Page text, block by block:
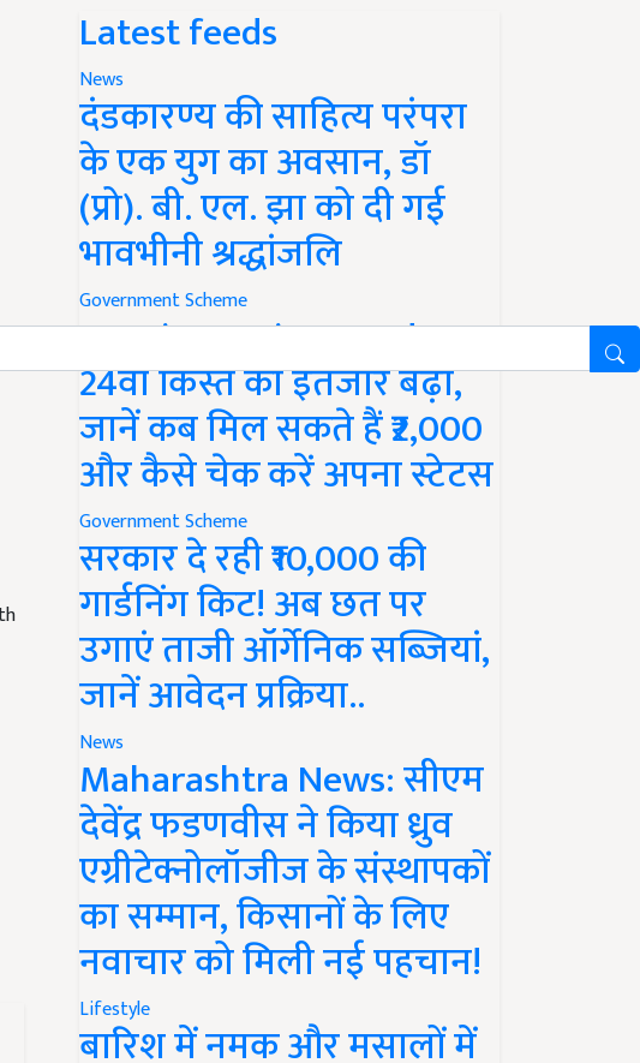
Latest feeds
News
दंडकारण्य की साहित्य परंपरा
के एक युग का अवसान, डॉ
(प्रो). बी. एल. झा को दी गई
भावभीनी श्रद्धांजलि
Government Scheme
PM Kisan Yojana Update:
24वीं किस्त का इंतजार बढ़ा,
जानें कब मिल सकते हैं ₹2,000
और कैसे चेक करें अपना स्टेटस
Government Scheme
सरकार दे रही ₹10,000 की
गार्डनिंग किट! अब छत पर
उगाएं ताजी ऑर्गेनिक सब्जियां,
जानें आवेदन प्रक्रिया..
News
Maharashtra News: सीएम
देवेंद्र फडणवीस ने किया ध्रुव
एग्रीटेक्नोलॉजीज के संस्थापकों
का सम्मान, किसानों के लिए
नवाचार को मिली नई पहचान!
Lifestyle
बारिश में नमक और मसालों में